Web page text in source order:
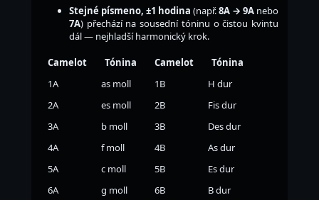
Stejné písmeno, ±1 hodina (např.8A → 9A nebo
7A) přechází na sousední tóninu o čistou kvintu
dál — nejhladší harmonický krok.
Camelot Tónina Camelot
Tónina
1A
as moll 1B
H dur
2A
es moll 2B
Fis dur
3A
b moll 3B
Des dur
4A
f moll 4B
As dur
5A
c moll 5B
Es dur
6A
g moll 6B
B dur